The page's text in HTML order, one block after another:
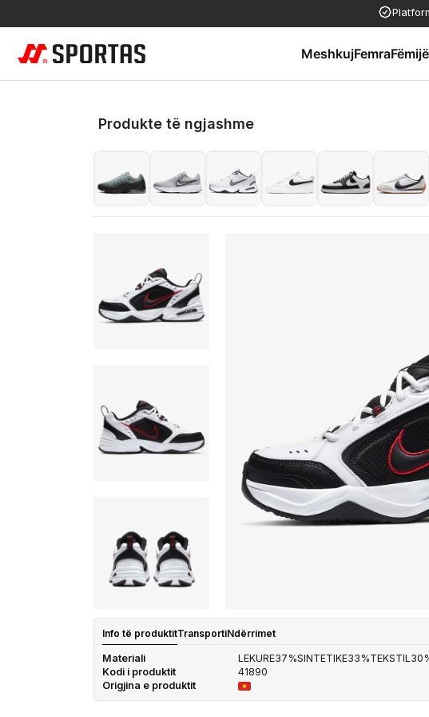
MeshkujFemraFëmijë
Produkte të ngjashme
Info të produktitTransportiNdërrimet
Materiali
Kodi i produktit
41890
Origjina e produktit